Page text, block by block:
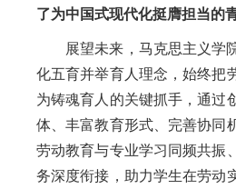
了为中国式现代化挺膺担当的
展望未来，马克思主义学
化五育并举育人理念，始终把
为铸魂育人的关键抓手，通过
体、丰富教育形式、完善协同
劳动教育与专业学习同频共振
务深度衔接，助力学生在劳动